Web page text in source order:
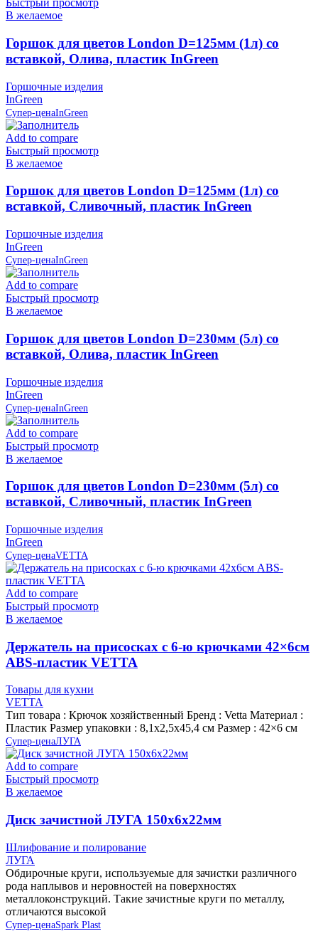
Быстрый просмотр
В желаемое
Горшок для цветов London D=125мм (1л) со
вставкой, Олива, пластик InGreen
Горшочные изделия
InGreen
Супер-ценаInGreen
Add to compare
Быстрый просмотр
В желаемое
Горшок для цветов London D=125мм (1л) со
вставкой, Сливочный, пластик InGreen
Горшочные изделия
InGreen
Супер-ценаInGreen
Add to compare
Быстрый просмотр
В желаемое
Горшок для цветов London D=230мм (5л) со
вставкой, Олива, пластик InGreen
Горшочные изделия
InGreen
Супер-ценаInGreen
Add to compare
Быстрый просмотр
В желаемое
Горшок для цветов London D=230мм (5л) со
вставкой, Сливочный, пластик InGreen
Горшочные изделия
InGreen
Супер-ценаVETTA
Add to compare
Быстрый просмотр
В желаемое
Держатель на присосках с 6-ю крючками 42×6см
ABS-пластик VETTA
Товары для кухни
VETTA
Тип товара : Крючок хозяйственный Бренд : Vetta Материал :
Пластик Размер упаковки : 8,1х2,5х45,4 см Размер : 42×6 см
Супер-ценаЛУГА
Add to compare
Быстрый просмотр
В желаемое
Диск зачистной ЛУГА 150х6х22мм
Шлифование и полирование
ЛУГА
Обдирочные круги, используемые для зачистки различного
рода наплывов и неровностей на поверхностях
металлоконструкций. Такие зачистные круги по металлу,
отличаются высокой
Супер-ценаSpark Plast